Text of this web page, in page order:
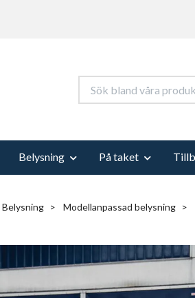
Belysning På taket
Belysning Modellanpassad belysning